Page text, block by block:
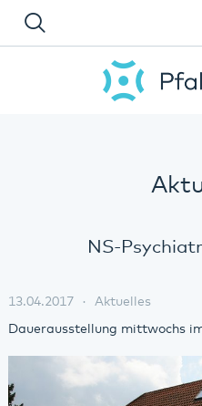
NS-
13.04.2017 Aktuelles
Dauerausstellung mittwochs